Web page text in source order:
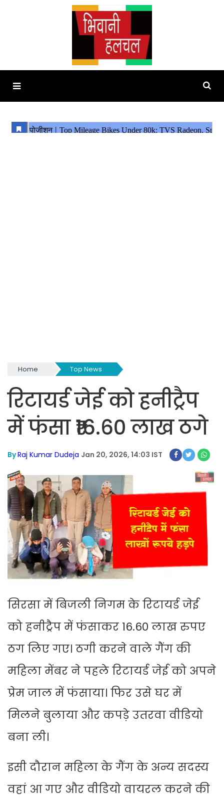
Home Top News
रिटायर्ड जेई को हनीट्रैप
में फंसा ₹16.60 लाख ठगे
ByRaj Kumar Dudeja Jan 20, 2026, 14:03 IST
सिरसा में बिजली निगम के रिटायर्ड जेई
को हनीट्रैप में फंसाकर 16.60 लाख रुपए
ठग लिए गए। ठगी करने वाले गैंग की
महिला मेंबर ने पहले रिटायर्ड जेई को अपने
प्रेम जाल में फंसाया। फिर उसे घर में
मिलने बुलाया और कपड़े उतरवा वीडियो
बना ली।
इसी दौरान महिला के गैंग के अन्य सदस्य
वहां आ गए और वीडियो वायरल करने की